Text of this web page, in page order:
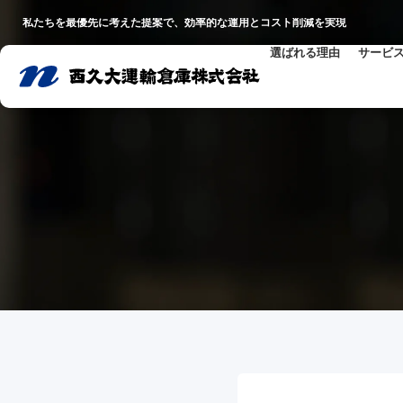
私たちを最優先に考えた提案で、効率的な運用とコスト削減を実現
選ばれる理由 サービ